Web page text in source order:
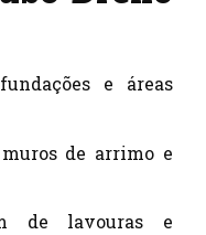
e áreas
muros de arrimo e
de lavouras e